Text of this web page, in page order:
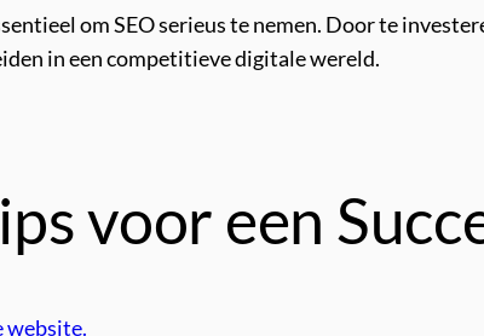
om SEO serieus te nemen. Door te
in een competitieve digitale wereld.
voor een
website.